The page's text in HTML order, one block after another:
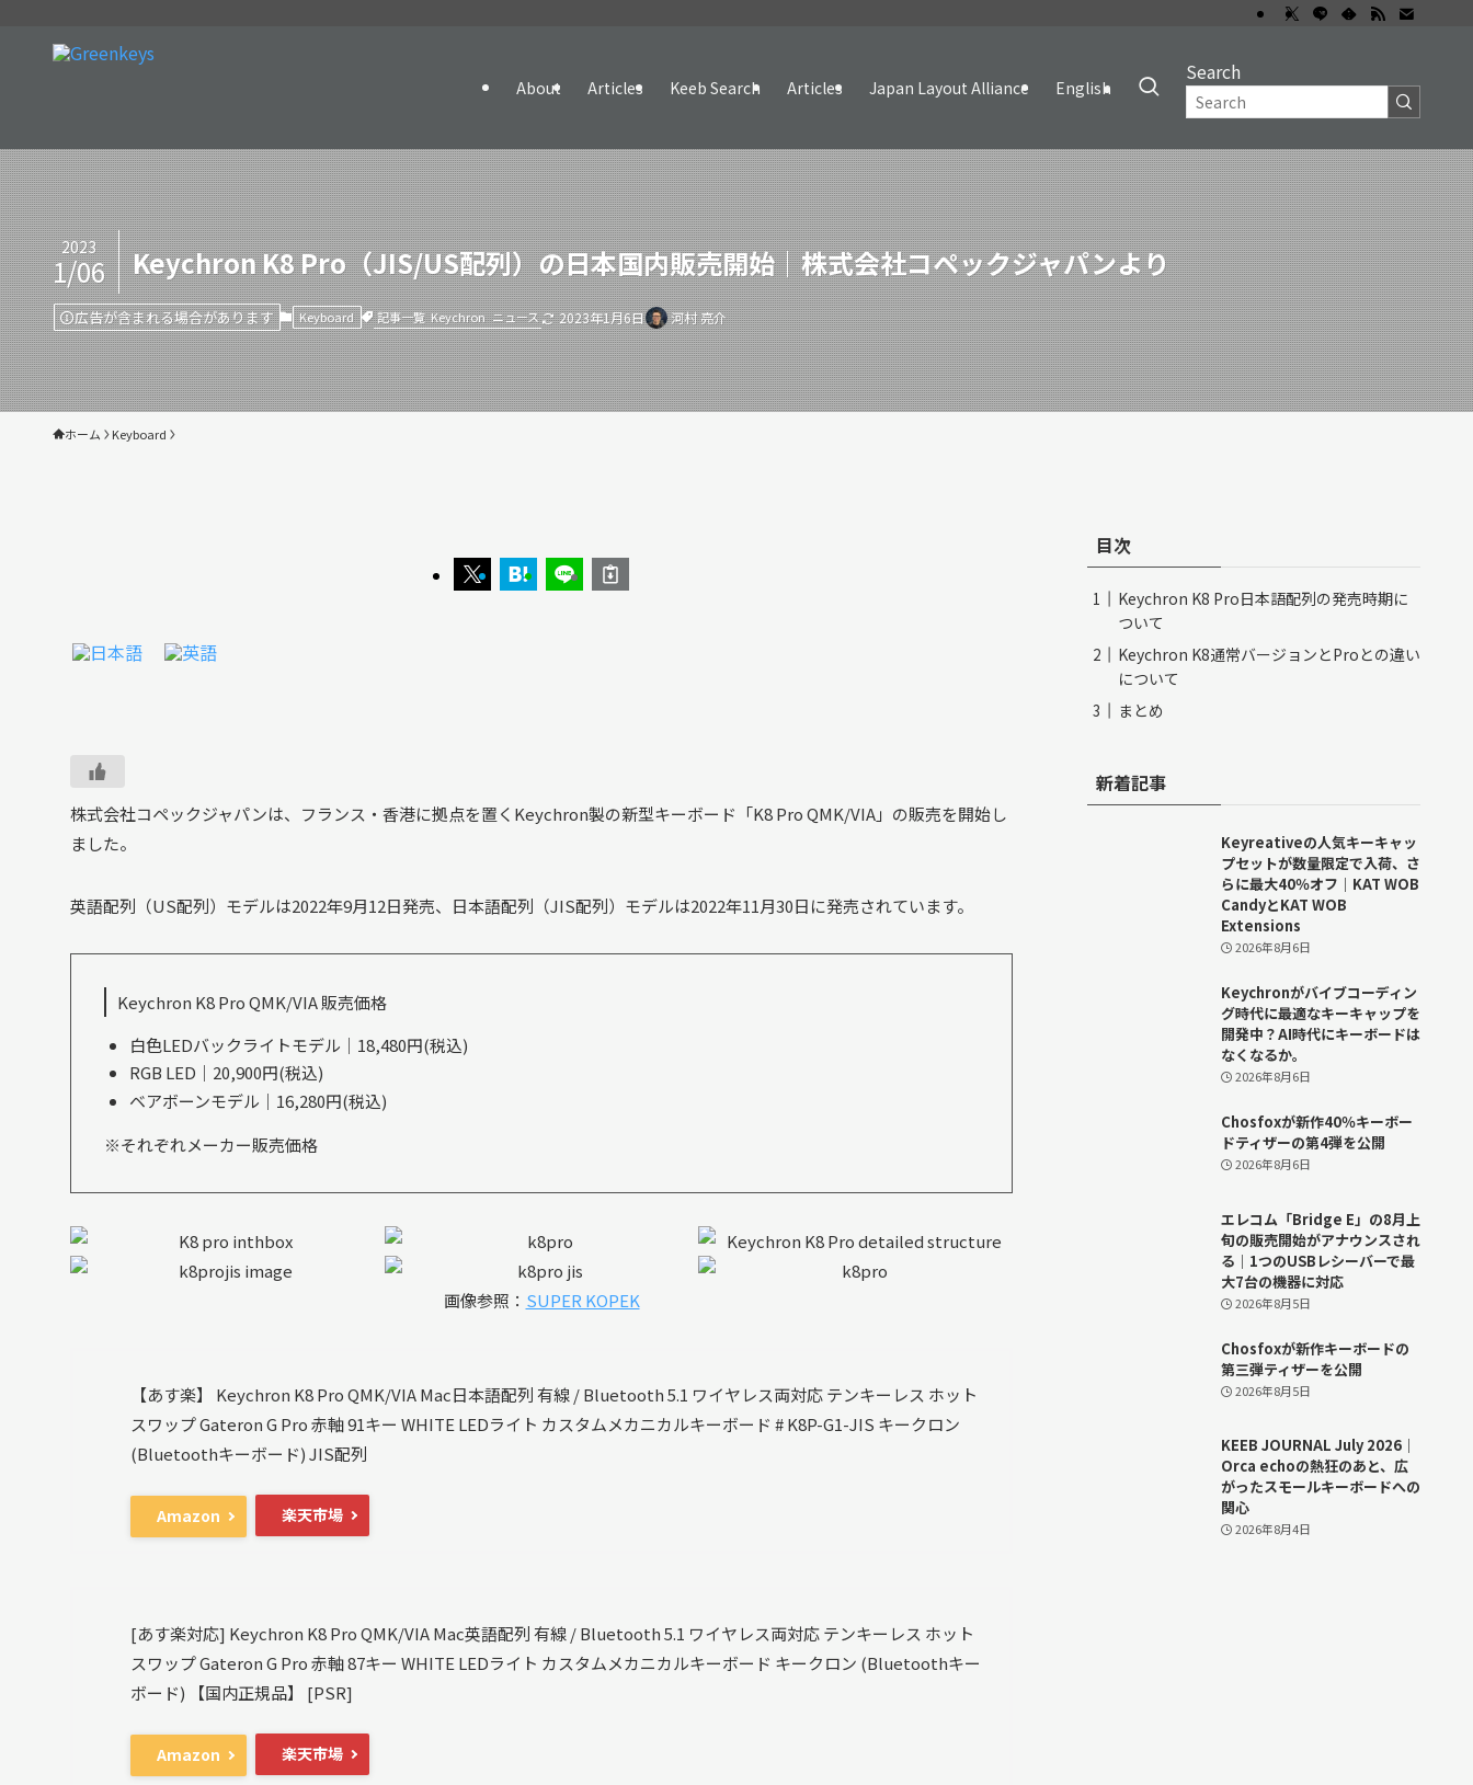
About Articles Keeb Search Articles Japan Layout Alliance English
Search
Keychron K8 Pro（JIS/US配列）の日本国内販売開始｜株式会社コペックジャパンより
2023
1/06
広告が含まれる場合があります Keyboard 記事一覧 Keychron ニュース 2023年1月6日 河村 亮介
ホーム Keyboard
株式会社コペックジャパンは、フランス・香港に拠点を置くKeychron製の新型キーボード「K8 Pro QMK/VIA」の販売を開始し
ました。
英語配列（US配列）モデルは2022年9月12日発売、日本語配列（JIS配列）モデルは2022年11月30日に発売されています。
Keychron K8 Pro QMK/VIA 販売価格
白色LEDバックライトモデル｜18,480円(税込)
RGB LED｜20,900円(税込)
ベアボーンモデル｜16,280円(税込)
※それぞれメーカー販売価格
画像参照： SUPER KOPEK
【あす楽】 Keychron K8 Pro QMK/VIA Mac日本語配列 有線 / Bluetooth 5.1 ワイヤレス両対応 テンキーレス ホット
スワップ Gateron G Pro 赤軸 91キー WHITE LEDライト カスタムメカニカルキーボード # K8P-G1-JIS キークロン
(Bluetoothキーボード) JIS配列
Amazon 楽天市場
[あす楽対応] Keychron K8 Pro QMK/VIA Mac英語配列 有線 / Bluetooth 5.1 ワイヤレス両対応 テンキーレス ホット
スワップ Gateron G Pro 赤軸 87キー WHITE LEDライト カスタムメカニカルキーボード キークロン (Bluetoothキー
ボード) 【国内正規品】 [PSR]
Amazon 楽天市場
目次
Keychron K8 Pro日本語配列の発売時期に
ついて
Keychron K8通常バージョンとProとの違い
について
まとめ
新着記事
Keyreativeの人気キーキャッ
プセットが数量限定で入荷、さ
らに最大40％オフ｜KAT WOB
CandyとKAT WOB
Extensions
2026年8月6日
Keychronがバイブコーディン
グ時代に最適なキーキャップを
開発中？AI時代にキーボードは
なくなるか。
2026年8月6日
Chosfoxが新作40％キーボー
ドティザーの第4弾を公開
2026年8月6日
エレコム「Bridge E」の8月上
旬の販売開始がアナウンスされ
る｜1つのUSBレシーバーで最
大7台の機器に対応
2026年8月5日
Chosfoxが新作キーボードの
第三弾ティザーを公開
2026年8月5日
KEEB JOURNAL July 2026｜
Orca echoの熱狂のあと、広
がったスモールキーボードへの
関心
2026年8月4日